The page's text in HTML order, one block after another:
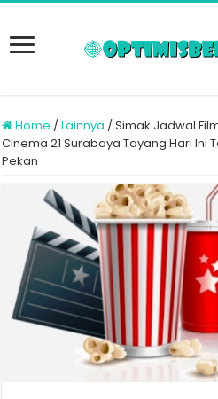
Home /Lainnya /Simak Jadwal
Cinema 21 Surabaya Tayang Hari Ini
Pekan